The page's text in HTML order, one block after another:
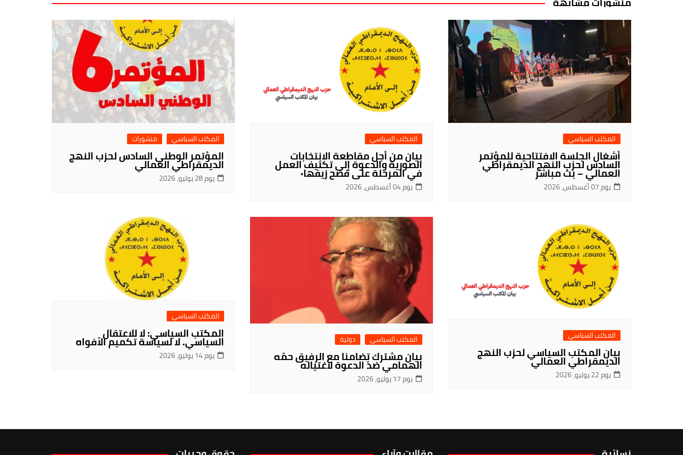
المكتب السياسي
أشغال الجلسة الافتتاحية للمؤتمر
السادس لحزب النهج الديمقراطي
العمالي – بث مباشر
يوم 07 أغسطس، 2026
المكتب السياسي
بيان من أجل مقاطعة الانتخابات
الصورية والدعوة إلى تكثيف العمل
في المرحلة على فضح زيفها٠
يوم 04 أغسطس، 2026
المكتب السياسي منشورات
المؤتمر الوطني السادس لحزب النهج
الديمقراطي العمالي
يوم 28 يوليو، 2026
المكتب السياسي
بيان المكتب السياسي لحزب النهج
الديمقراطي العمالي
يوم 22 يوليو، 2026
المكتب السياسي دولية
بيان مشترك تضامنا مع الرفيق حمّه
الهمامي ضدّ الدعوة لاغتياله
يوم 17 يوليو، 2026
المكتب السياسي
المكتب السياسي: لا للاعتقال
السياسي. لا لسياسة تكميم الأفواه
يوم 14 يوليو، 2026